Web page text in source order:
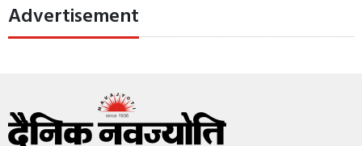
Advertisement